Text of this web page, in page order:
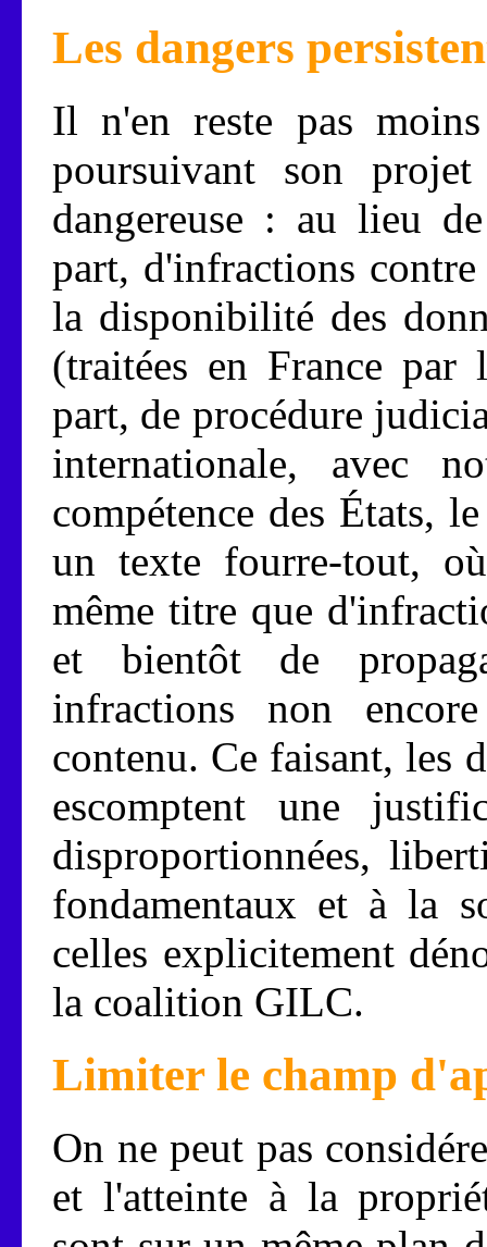
Les dangers
Il n'en reste pas
poursuivant son
dangereuse : au lieu
part, d'infractions
la disponibilité des
(traitées en France
part, de procédure
internationale, avec
compétence des États,
un texte fourre-tout,
même titre que
et bientôt de
infractions non
contenu. Ce faisant, les
escomptent une
disproportionnées,
fondamentaux et à la
celles explicitement
la coalition GILC.
Limiter le champ
On ne peut pas
et l'atteinte à la